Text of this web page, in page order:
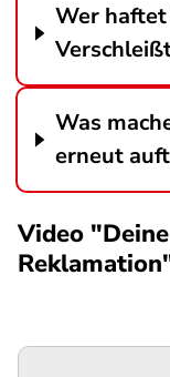
Wer
Was
erneut
Video